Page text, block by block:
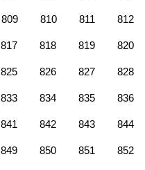
809 810 811 812
817 818 819 820
825 826 827 828
833 834 835 836
841 842 843 844
849 850 851 852